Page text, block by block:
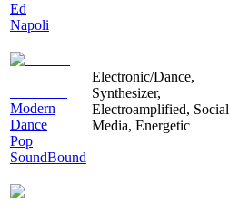
Ed
Napoli
Modern
Dance
Pop
SoundBound
Electronic/Dance,
Synthesizer,
Electroamplified, Social
Media, Energetic